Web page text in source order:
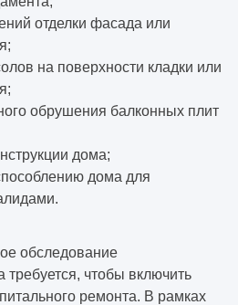
отделки фасада или
на поверхности кладки или
обрушения балконных плит
дома;
дома для
обследование
требуется, чтобы включить
ремонта. В рамках